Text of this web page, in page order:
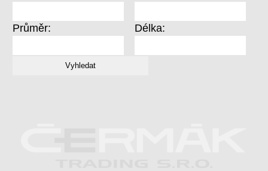
Průměr: Délka: